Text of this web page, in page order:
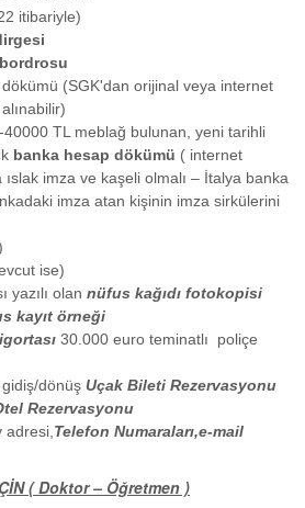
itibariyle)
dökümü (SGK'dan orijinal veya internet
TL meblağ bulunan, yeni tarihli
banka hesap dökümü ( internet
ıslak imza ve kaşeli olmalı – İtalya banka
imza atan kişinin imza sirkülerini
ise)
yazılı olan nüfus kağıdı fotokopisi
kayıt örneği
30.000 euro teminatlı poliçe
dönüş Uçak Bileti Rezervasyonu
Rezervasyonu
adresi, Telefon Numaraları,e-mail
( Doktor – Öğretmen )